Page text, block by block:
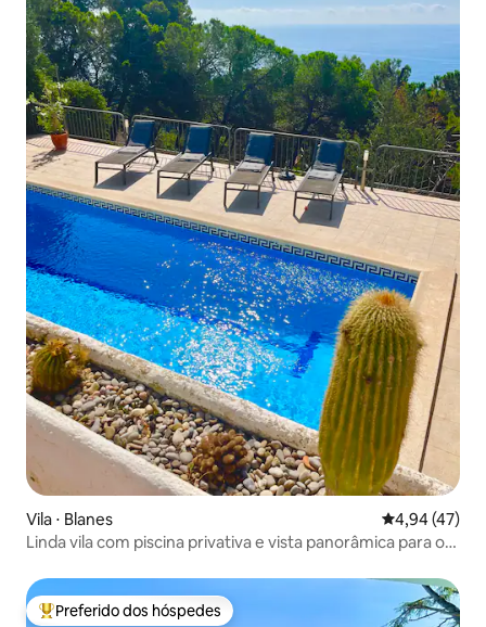
Vila ⋅ Blanes 4,94 de uma
4,94 (47)
Linda vila com piscina privativa e vista panorâmica para o
Entre os melhores preferidos dos hóspedes
Preferido dos hóspedes